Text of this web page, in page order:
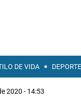
DE VIDA
2020 - 14:53